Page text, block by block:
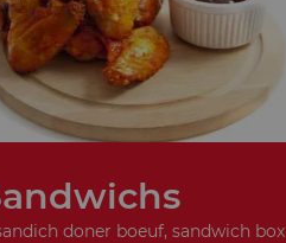
doner boeuf, sandwich box